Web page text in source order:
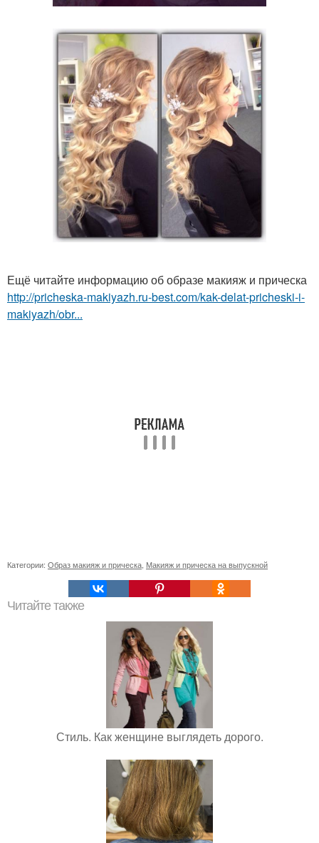
Ещё читайте информацию об образе макияж и прическа
http://pricheska-makiyazh.ru-best.com/kak-delat-pricheski-i-
makiyazh/obr...
Категории: Образ макияж и прическа Макияж и прическа на выпускной
Читайте также
Стиль. Как женщине выглядеть дорого.